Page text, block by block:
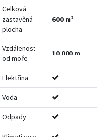
Celková
zastavěná
plocha
600 m²
Vzdálenost
od moře
10 000 m
Elektřina
Voda
Odpady